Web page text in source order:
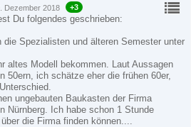
Dezember 2018 +3
Du folgendes geschrieben:
die Spezialisten und älteren Semester unter
altes Modell bekommen. Laut Aussagen
50ern, ich schätze eher die frühen 60er,
ungebauten Baukasten der Firma
Nürnberg. Ich habe schon 1 Stunde
die Firma finden können....